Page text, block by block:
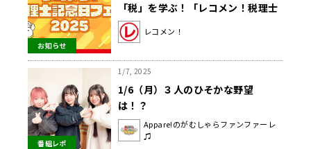
お知らせ
「税」を学ぶ！「レコメン！税理士
記念日フェア2025」2月23日（日）
開催 文化放送メディアプラスホー
レコメン！
番組レポ
1/7, 2025
1/6（月）３人のひそかな野望
は！？
Appare!のがむしゃらファンファーレ
♫